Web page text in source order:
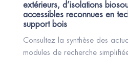
extérieurs, d’isolations
accessibles reconnues en
support bois
Consultez la synthèse des
modules de recherche